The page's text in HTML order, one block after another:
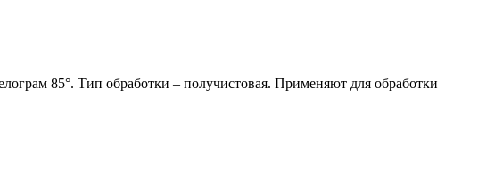
85°. Тип обработки – получистовая. Применяют для обработки